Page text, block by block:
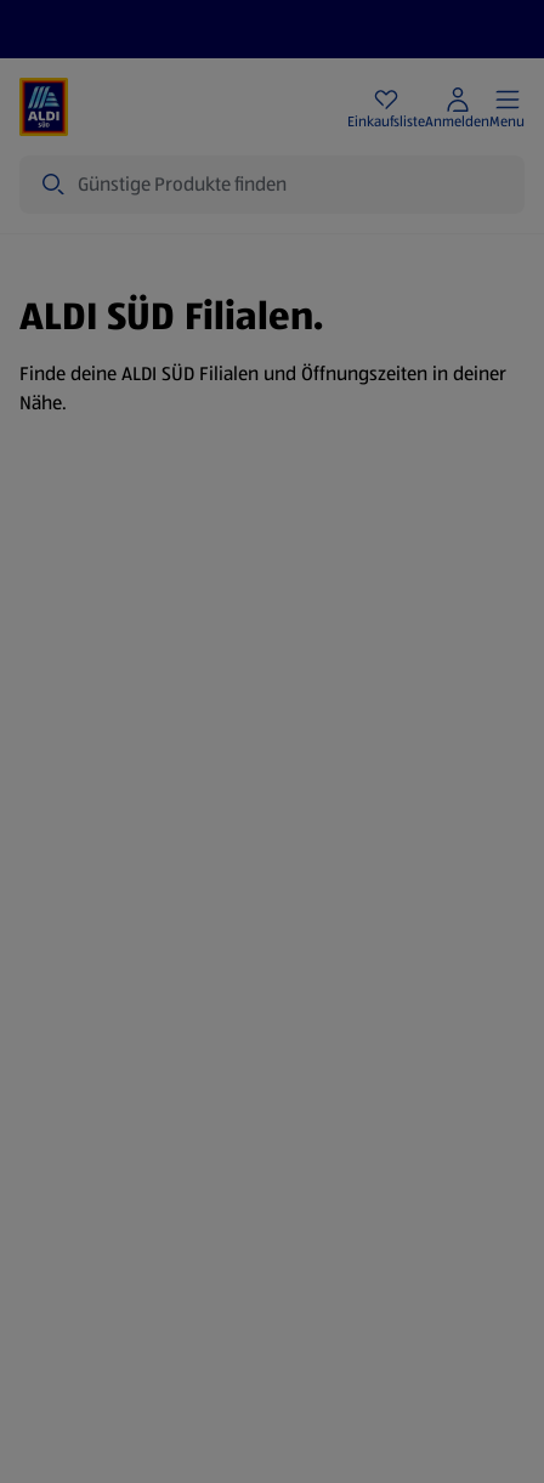
EinkaufslisteAnmeldenMenu
ALDI SÜD Filialen.
Finde deine ALDI SÜD Filialen und Öffnungszeiten in deiner
Nähe.